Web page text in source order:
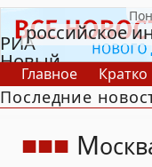
РИА
Новый
День
российское
Главное Кратко
В России
В
Последние
М